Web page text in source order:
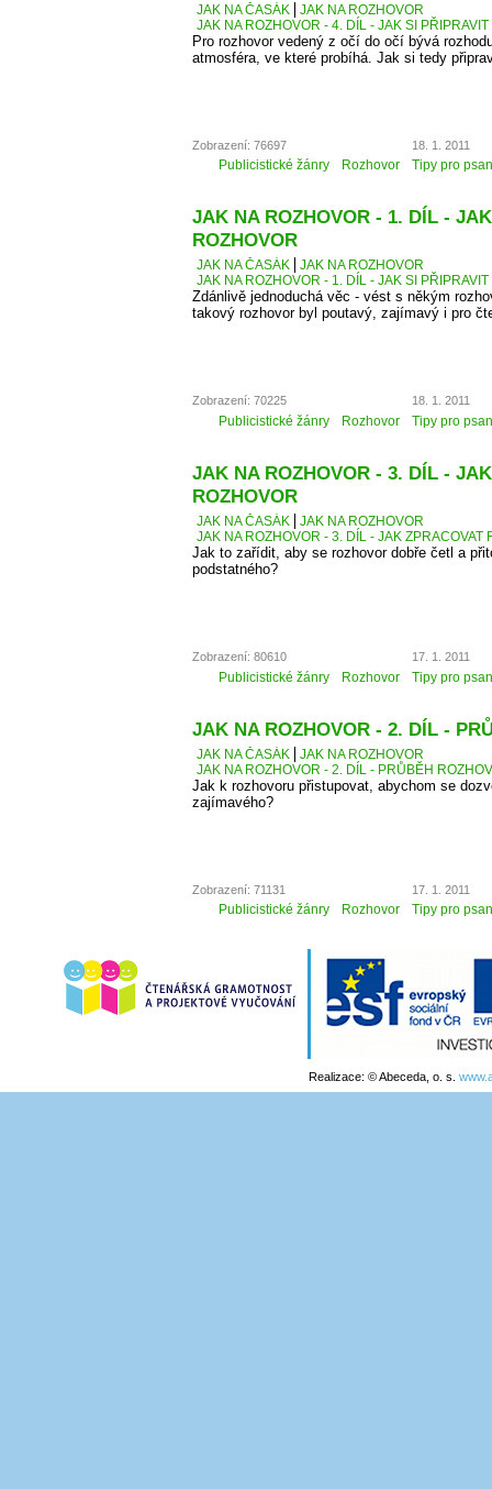
JAK NA ČASÁK
JAK NA ROZHOVOR
JAK NA ROZHOVOR - 4. DÍL - JAK SI PŘIPRAVIT
Pro rozhovor vedený z očí do očí bývá
atmosféra, ve které probíhá. Jak si tedy
Zobrazení: 76697 18. 1. 2011
Publicistické žánry Rozhovor Tipy pro
JAK NA ROZHOVOR - 1. DÍL -
ROZHOVOR
JAK NA ČASÁK
JAK NA ROZHOVOR
JAK NA ROZHOVOR - 1. DÍL - JAK SI
Zdánlivě jednoduchá věc - vést s někým
takový rozhovor byl poutavý, zajímavý i pro
Zobrazení: 70225 18. 1. 2011
Publicistické žánry Rozhovor Tipy pro
JAK NA ROZHOVOR - 3. DÍL -
ROZHOVOR
JAK NA ČASÁK
JAK NA ROZHOVOR
JAK NA ROZHOVOR - 3. DÍL - JAK ZPRACOVAT
Jak to zařídit, aby se rozhovor dobře četl a
podstatného?
Zobrazení: 80610 17. 1. 2011
Publicistické žánry Rozhovor Tipy pro
JAK NA ROZHOVOR - 2. DÍL -
JAK NA ČASÁK
JAK NA ROZHOVOR
JAK NA ROZHOVOR - 2. DÍL - PRŮBĚH
Jak k rozhovoru přistupovat, abychom se
zajímavého?
Zobrazení: 71131 17. 1. 2011
Publicistické žánry Rozhovor Tipy pro
Realizace: © Abeceda, o. s.